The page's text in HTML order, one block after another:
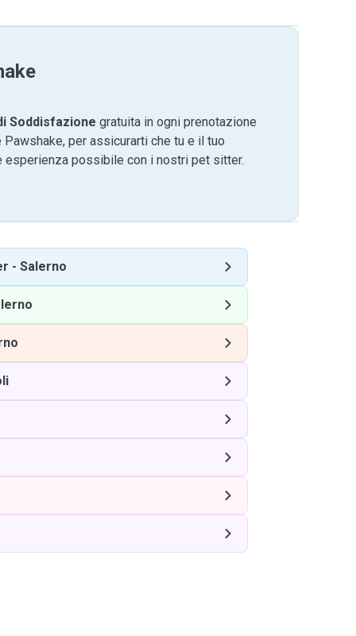
Soddisfazione gratuita in ogni prenotazione
per assicurarti che tu e il tuo
esperienza possibile con i nostri pet sitter.
- Salerno